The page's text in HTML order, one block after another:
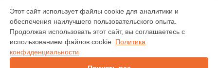
Проигрыватель винила
Усилитель
Домашний кинотеатр
DVD-плеер
Этот сайт использует файлы cookie для аналитики и
обеспечения наилучшего пользовательского опыта.
Продолжая использовать этот сайт, вы соглашаетесь с
использованием файлов cookie. Политика
конфиденциальности